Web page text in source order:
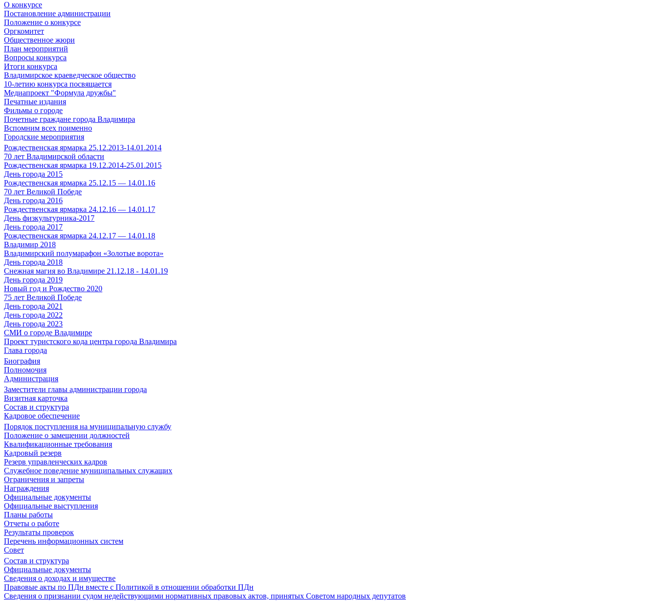
О конкурсе
Постановление администрации
Положение о конкурсе
Оргкомитет
Общественное жюри
План мероприятий
Вопросы конкурса
Итоги конкурса
Владимирское краеведческое общество
10-летию конкурса посвящается
Медиапроект "Формула дружбы"
Печатные издания
Фильмы о городе
Почетные граждане города Владимира
Вспомним всех поименно
Городские мероприятия
Рождественская ярмарка 25.12.2013-14.01.2014
70 лет Владимирской области
Рождественская ярмарка 19.12.2014-25.01.2015
День города 2015
Рождественская ярмарка 25.12.15 — 14.01.16
70 лет Великой Победе
День города 2016
Рождественская ярмарка 24.12.16 — 14.01.17
День физкультурника-2017
День города 2017
Рождественская ярмарка 24.12.17 — 14.01.18
Владимир 2018
Владимирский полумарафон «Золотые ворота»
День города 2018
Снежная магия во Владимире 21.12.18 - 14.01.19
День города 2019
Новый год и Рождество 2020
75 лет Великой Победе
День города 2021
День города 2022
День города 2023
СМИ о городе Владимире
Проект туристского кода центра города Владимира
Глава города
Биография
Полномочия
Администрация
Заместители главы администрации города
Визитная карточка
Состав и структура
Кадровое обеспечение
Порядок поступления на муниципальную службу
Положение о замещении должностей
Квалификационные требования
Кадровый резерв
Резерв управленческих кадров
Служебное поведение муниципальных служащих
Ограничения и запреты
Награждения
Официальные документы
Официальные выступления
Планы работы
Отчеты о работе
Результаты проверок
Перечень информационных систем
Совет
Состав и структура
Официальные документы
Сведения о доходах и имуществе
Правовые акты по ПДн вместе с Политикой в отношении обработки ПДн
Сведения о признании судом недействующими нормативных правовых актов, принятых Советом народных депутатов